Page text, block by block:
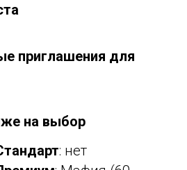
приглашения для
на выбор
: нет